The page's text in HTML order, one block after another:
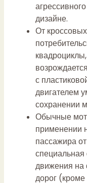
дизайне.
От
с
двигателем
сохранении
Обычные
применении
пассажира
движения на
дорог